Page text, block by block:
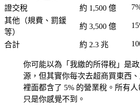
證交稅
約 1,500 億
其他（規費、罰鍰
等）
約 3,500 億
合計 約 2.3 兆
你可能以為「我繳的所得稅」是
源，但其實你每次去超商買東西
裡面都含了 5% 的營業稅。所有人
只是你感覺不到。